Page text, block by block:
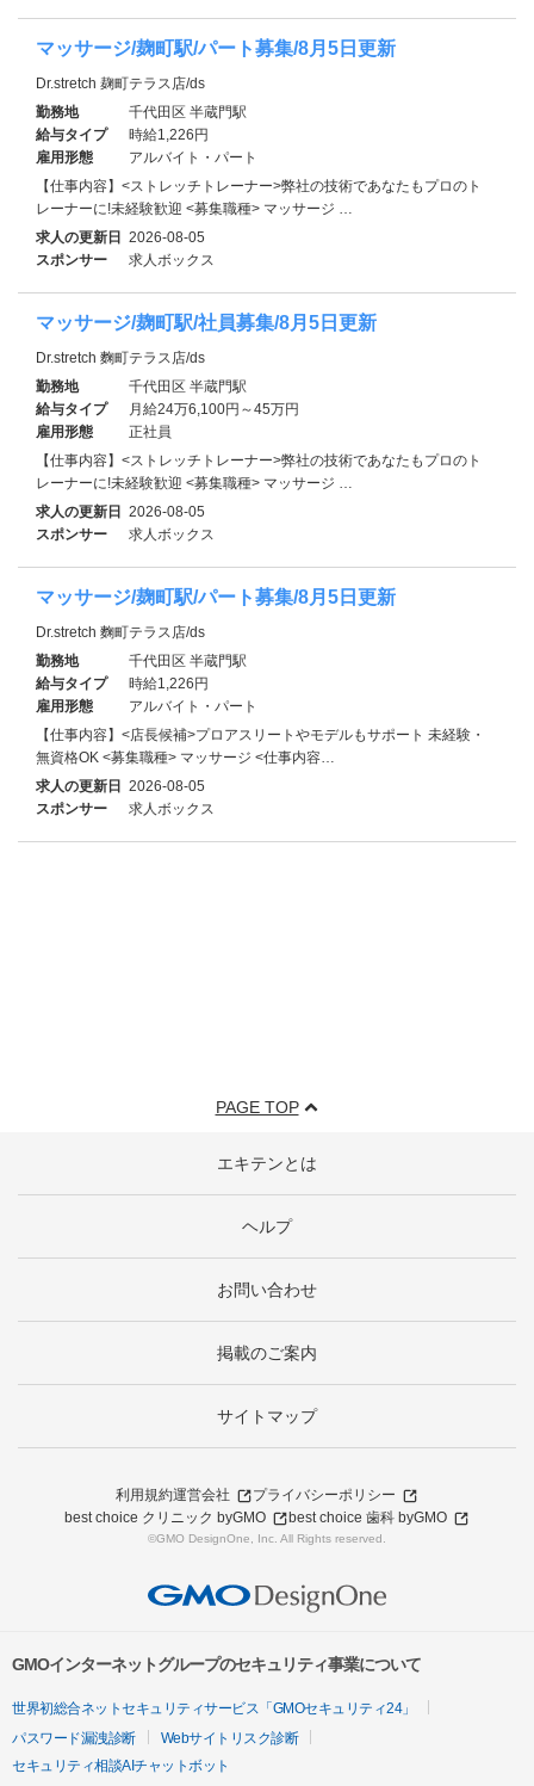
マッサージ/麹町駅/パート募集/8月5日更新
Dr.stretch 麹町テラス店/ds
勤務地
千代田区 半蔵門駅
給与タイプ
時給1,226円
雇用形態
アルバイト・パート
【仕事内容】<ストレッチトレーナー>弊社の技術であなたもプロのト
レーナーに!未経験歓迎 <募集職種> マッサージ …
求人の更新日 2026-08-05
スポンサー
求人ボックス
マッサージ/麹町駅/社員募集/8月5日更新
Dr.stretch 麴町テラス店/ds
勤務地
千代田区 半蔵門駅
給与タイプ
月給24万6,100円～45万円
雇用形態
正社員
【仕事内容】<ストレッチトレーナー>弊社の技術であなたもプロのト
レーナーに!未経験歓迎 <募集職種> マッサージ …
求人の更新日 2026-08-05
スポンサー
求人ボックス
マッサージ/麹町駅/パート募集/8月5日更新
Dr.stretch 麴町テラス店/ds
勤務地
千代田区 半蔵門駅
給与タイプ
時給1,226円
雇用形態
アルバイト・パート
【仕事内容】<店長候補>プロアスリートやモデルもサポート 未経験・
無資格OK <募集職種> マッサージ <仕事内容…
求人の更新日 2026-08-05
スポンサー
求人ボックス
PAGE TOP
エキテンとは
ヘルプ
お問い合わせ
掲載のご案内
サイトマップ
利用規約運営会社
プライバシーポリシー
best choice クリニック byGMO
best choice 歯科 byGMO
©GMO DesignOne, Inc. All Rights reserved.
GMOインターネットグループのセキュリティ事業について
世界初総合ネットセキュリティサービス「GMOセキュリティ24」
パスワード漏洩診断
Webサイトリスク診断
セキュリティ相談AIチャットボット